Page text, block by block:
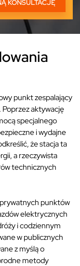
punkt zespalający
aktywację
specjalnego
i wydajne
że stacja ta
a rzeczywista
technicznych
punktów
elektrycznych
i codziennym
w publicznych
z myślą o
metody